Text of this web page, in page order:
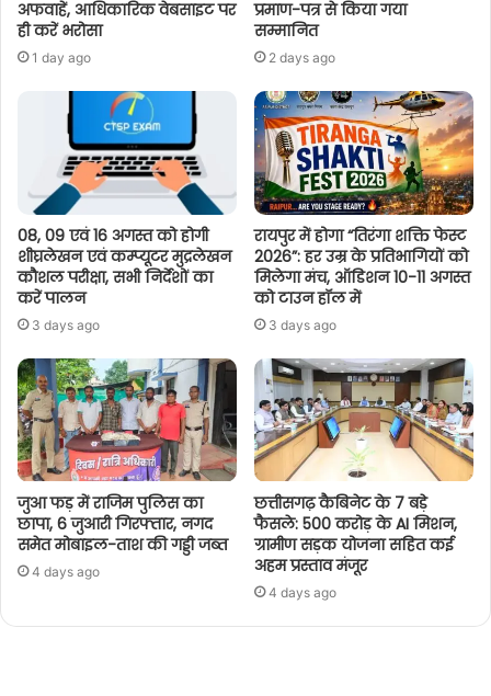
अफवाहें, आधिकारिक वेबसाइट पर
ही करें भरोसा
1 day ago
प्रमाण-पत्र से किया गया
सम्मानित
2 days ago
08, 09 एवं 16 अगस्त को होगी
शीघ्रलेखन एवं कम्प्यूटर मुद्रलेखन
कौशल परीक्षा, सभी निर्देशों का
करें पालन
3 days ago
रायपुर में होगा “तिरंगा शक्ति फेस्ट
2026”: हर उम्र के प्रतिभागियों को
मिलेगा मंच, ऑडिशन 10-11 अगस्त
को टाउन हॉल में
3 days ago
जुआ फड़ में राजिम पुलिस का
छापा, 6 जुआरी गिरफ्तार, नगद
समेत मोबाइल-ताश की गड्डी जब्त
4 days ago
छत्तीसगढ़ कैबिनेट के 7 बड़े
फैसले: 500 करोड़ के AI मिशन,
ग्रामीण सड़क योजना सहित कई
अहम प्रस्ताव मंजूर
4 days ago